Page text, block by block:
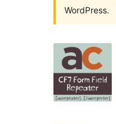
WordPress.